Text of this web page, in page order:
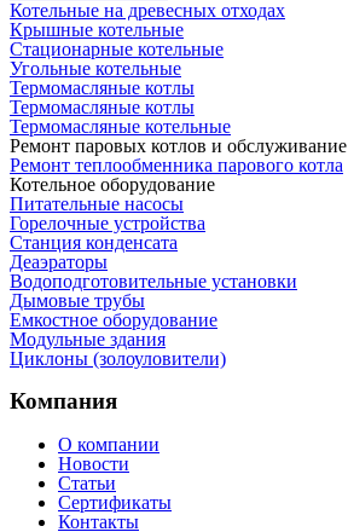
Котельные на древесных отходах
Крышные котельные
Стационарные котельные
Угольные котельные
Термомасляные котлы
Термомасляные котлы
Термомасляные котельные
Ремонт паровых котлов и обслуживание
Ремонт теплообменника парового котла
Котельное оборудование
Питательные насосы
Горелочные устройства
Станция конденсата
Деаэраторы
Водоподготовительные установки
Дымовые трубы
Емкостное оборудование
Mодульные здания
Циклоны (золоуловители)
Компания
О компании
Новости
Статьи
Сертификаты
Контакты